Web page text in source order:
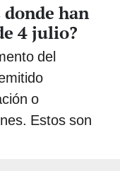
donde han
4 julio?
del
o
Estos son